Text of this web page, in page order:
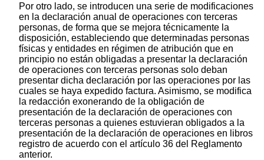
Por otro lado, se introducen una serie de modificaciones
en la declaración anual de operaciones con terceras
personas, de forma que se mejora técnicamente la
disposición, estableciendo que determinadas personas
físicas y entidades en régimen de atribución que en
principio no están obligadas a presentar la declaración
de operaciones con terceras personas solo deban
presentar dicha declaración por las operaciones por las
cuales se haya expedido factura. Asimismo, se modifica
la redacción exonerando de la obligación de
presentación de la declaración de operaciones con
terceras personas a quienes estuvieran obligados a la
presentación de la declaración de operaciones en libros
registro de acuerdo con el artículo 36 del Reglamento
anterior.